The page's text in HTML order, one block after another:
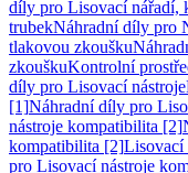
díly pro Lisovací nářadí,
trubekNáhradní díly pro
tlakovou zkoušku
zkouškuKontrolní
díly pro Lisovací nástroje
[1]Náhradní díly pro
nástroje kompatibilita [2]
kompatibilita [2]Lisovací
pro Lisovací nástroje